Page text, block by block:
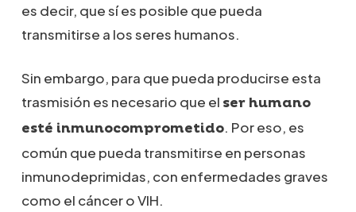
es decir, que sí es posible que pueda
transmitirse a los seres humanos.
Sin embargo, para que pueda producirse esta
trasmisión es necesario que el ser humano
esté inmunocomprometido. Por eso, es
común que pueda transmitirse en personas
inmunodeprimidas, con enfermedades graves
como el cáncer o VIH.